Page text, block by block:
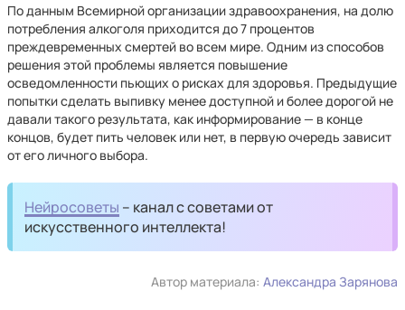
По данным Всемирной организации здравоохранения, на долю
потребления алкоголя приходится до 7 процентов
преждевременных смертей во всем мире. Одним из способов
решения этой проблемы является повышение
осведомленности пьющих о рисках для здоровья. Предыдущие
попытки сделать выпивку менее доступной и более дорогой не
давали такого результата, как информирование — в конце
концов, будет пить человек или нет, в первую очередь зависит
от его личного выбора.
Нейросоветы – канал с советами от
искусственного интеллекта!
Автор материала: Александра Зарянова